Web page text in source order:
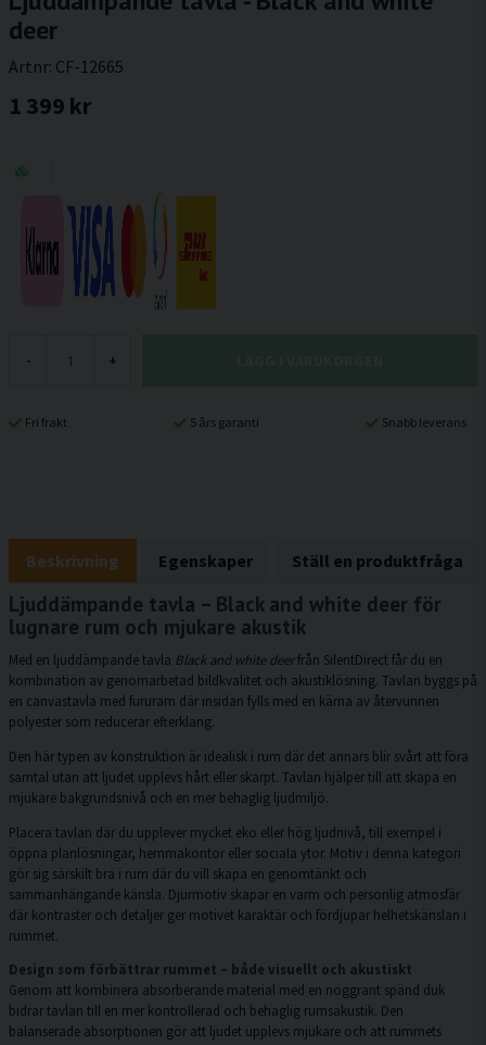
deer
Artnr: CF-12665
1 399 kr
- +
Fri frakt 5 års garanti Snabb leverans
Beskrivning Egenskaper Ställ en produktfråga
Ljuddämpande tavla – Black and white deer för
lugnare rum och mjukare akustik
Med en ljuddämpande tavla Black and white deerfrån SilentDirect får du en
kombination av genomarbetad bildkvalitet och akustiklösning. Tavlan byggs på
en canvastavla med fururam där insidan fylls med en kärna av återvunnen
polyester som reducerar efterklang.
Den här typen av konstruktion är idealisk i rum där det annars blir svårt att föra
samtal utan att ljudet upplevs hårt eller skarpt. Tavlan hjälper till att skapa en
mjukare bakgrundsnivå och en mer behaglig ljudmiljö.
Placera tavlan där du upplever mycket eko eller hög ljudnivå, till exempel i
öppna planlösningar, hemmakontor eller sociala ytor. Motiv i denna kategori
gör sig särskilt bra i rum där du vill skapa en genomtänkt och
sammanhängande känsla. Djurmotiv skapar en varm och personlig atmosfär
där kontraster och detaljer ger motivet karaktär och fördjupar helhetskänslan i
rummet.
Design som förbättrar rummet – både visuellt och akustiskt
Genom att kombinera absorberande material med en noggrant spänd duk
bidrar tavlan till en mer kontrollerad och behaglig rumsakustik. Den
balanserade absorptionen gör att ljudet upplevs mjukare och att rummets